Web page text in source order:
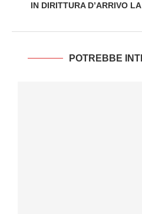
IN DIRITTURA D’ARRIVO
POTREBBE